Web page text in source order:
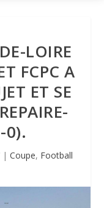
LOIRE
FCPC A
ET SE
0).
| Coupe, Football